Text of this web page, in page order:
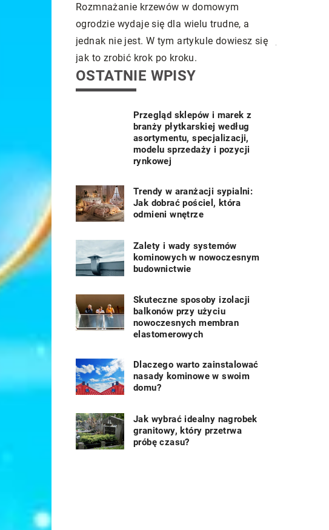
jak mogą
naszej
Rozmnażanie krzewów w domowym
ogrodzie wydaje się dla wielu trudne, a
jednak nie jest. W tym artykule dowiesz się
jak to zrobić krok po kroku.
OSTATNIE WPISY
Przegląd sklepów i marek z
branży płytkarskiej według
asortymentu, specjalizacji,
modelu sprzedaży i pozycji
rynkowej
Trendy w aranżacji sypialni:
Jak dobrać pościel, która
odmieni wnętrze
Zalety i wady systemów
kominowych w nowoczesnym
budownictwie
Skuteczne sposoby izolacji
balkonów przy użyciu
nowoczesnych membran
elastomerowych
Dlaczego warto zainstalować
nasady kominowe w swoim
domu?
Jak wybrać idealny nagrobek
granitowy, który przetrwa
próbę czasu?